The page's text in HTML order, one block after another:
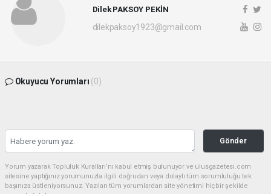
Dilek PAKSOY PEKİN
dilekpaksoy1923@gmail.com
Okuyucu Yorumları (0)
Gönder
Yorum yazarak Topluluk Kuralları’nı kabul etmiş bulunuyor ve ulusgazetesi.com
sitesine yaptığınız yorumunuzla ilgili doğrudan veya dolaylı tüm sorumluluğu tek
başınıza üstleniyorsunuz. Yazılan tüm yorumlardan site yönetimi hiçbir şekilde